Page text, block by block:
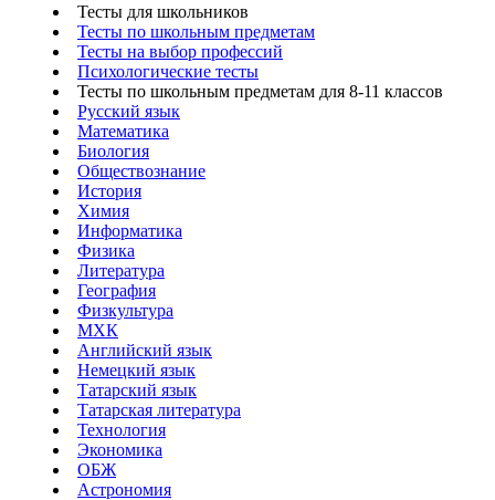
Тесты для школьников
Тесты по школьным предметам
Тесты на выбор профессий
Психологические тесты
Тесты по школьным предметам для 8-11 классов
Русский язык
Математика
Биология
Обществознание
История
Химия
Информатика
Физика
Литература
География
Физкультура
МХК
Английский язык
Немецкий язык
Татарский язык
Татарская литература
Технология
Экономика
ОБЖ
Астрономия